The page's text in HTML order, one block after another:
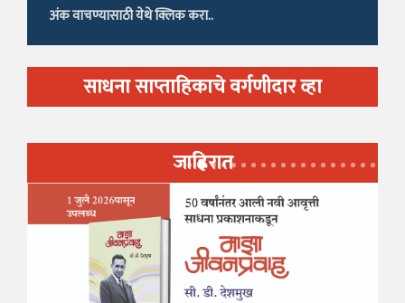
अंक वाचण्यासाठी येथे क्लिक करा..
साधना साप्ताहिकाचे वर्गणीदार व्हा
जाहिरात